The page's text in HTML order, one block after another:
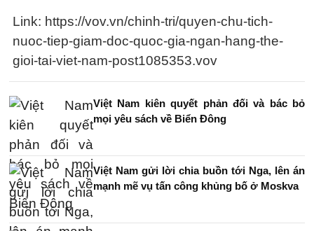
Link: https://vov.vn/chinh-tri/quyen-chu-tich-
nuoc-tiep-giam-doc-quoc-gia-ngan-hang-the-
gioi-tai-viet-nam-post1085353.vov
Việt Nam kiên quyết phản đối và bác bỏ
mọi yêu sách về Biển Đông
Việt Nam gửi lời chia buồn tới Nga, lên án
mạnh mẽ vụ tấn công khủng bố ở Moskva